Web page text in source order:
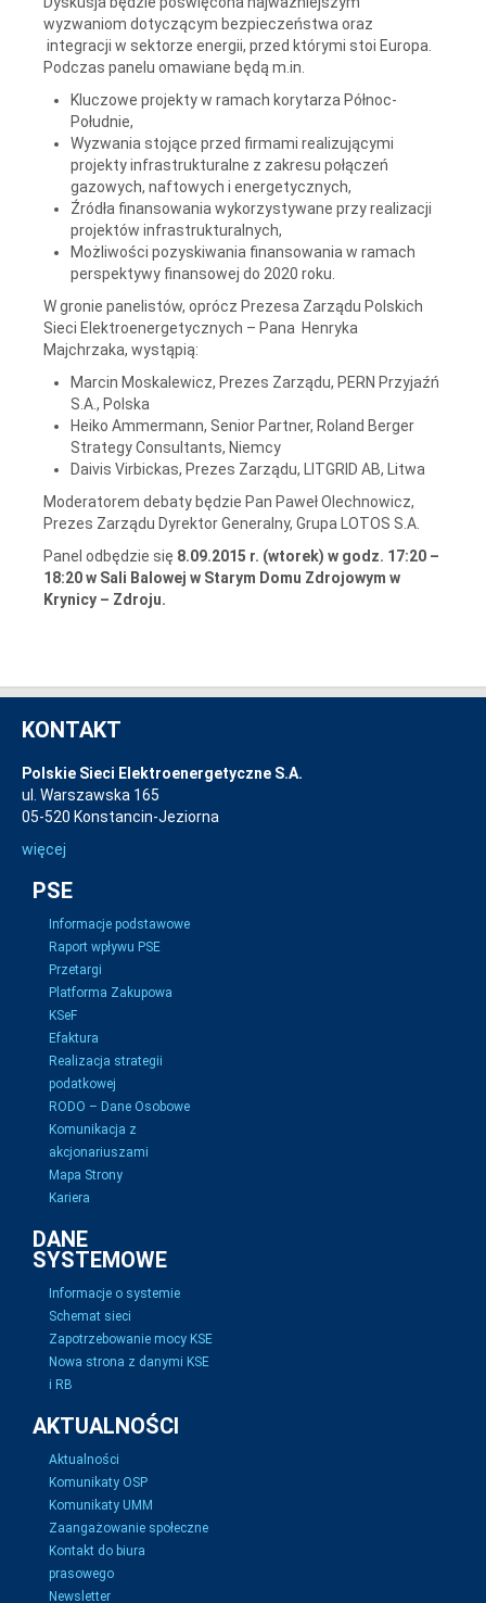
wyzwaniom dotyczącym bezpieczeństwa oraz
integracji w sektorze energii, przed którymi stoi Europa.
Podczas panelu omawiane będą m.in.
Kluczowe projekty w ramach korytarza Północ-
Południe,
Wyzwania stojące przed firmami realizującymi
projekty infrastrukturalne z zakresu połączeń
gazowych, naftowych i energetycznych,
Źródła finansowania wykorzystywane przy realizacji
projektów infrastrukturalnych,
Możliwości pozyskiwania finansowania w ramach
perspektywy finansowej do 2020 roku.
W gronie panelistów, oprócz Prezesa Zarządu Polskich
Sieci Elektroenergetycznych – Pana Henryka
Majchrzaka, wystąpią:
Marcin Moskalewicz, Prezes Zarządu, PERN Przyjaźń
S.A., Polska
Heiko Ammermann, Senior Partner, Roland Berger
Strategy Consultants, Niemcy
Daivis Virbickas, Prezes Zarządu, LITGRID AB, Litwa
Moderatorem debaty będzie Pan Paweł Olechnowicz,
Prezes Zarządu Dyrektor Generalny, Grupa LOTOS S.A.
Panel odbędzie się 8.09.2015 r. (wtorek) w godz. 17:20 –
18:20 w Sali Balowej w Starym Domu Zdrojowym w
Krynicy – Zdroju.
KONTAKT
Polskie Sieci Elektroenergetyczne S.A.
ul. Warszawska 165
05-520 Konstancin-Jeziorna
więcej
PSE
Informacje podstawowe
Raport wpływu PSE
Przetargi
Platforma Zakupowa
KSeF
Efaktura
Realizacja strategii
podatkowej
RODO – Dane Osobowe
Komunikacja z
akcjonariuszami
Mapa Strony
Kariera
DANE
SYSTEMOWE
Informacje o systemie
Schemat sieci
Zapotrzebowanie mocy KSE
Nowa strona z danymi KSE
i RB
AKTUALNOŚCI
Aktualności
Komunikaty OSP
Komunikaty UMM
Zaangażowanie społeczne
Kontakt do biura
prasowego
Newsletter